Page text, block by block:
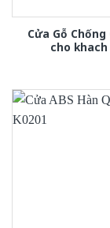
Cửa Gỗ Chống
cho khach